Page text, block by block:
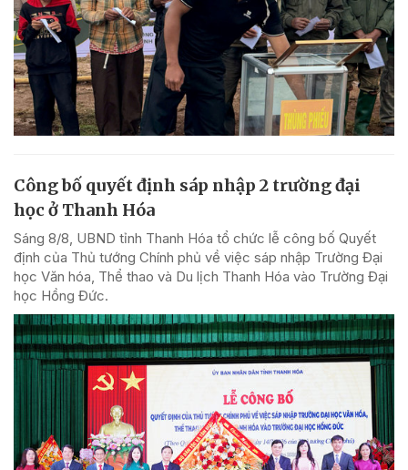
Công bố quyết định sáp nhập 2 trường đại
học ở Thanh Hóa
Sáng 8/8, UBND tỉnh Thanh Hóa tổ chức lễ công bố Quyết
định của Thủ tướng Chính phủ về việc sáp nhập Trường Đại
học Văn hóa, Thể thao và Du lịch Thanh Hóa vào Trường Đại
học Hồng Đức.